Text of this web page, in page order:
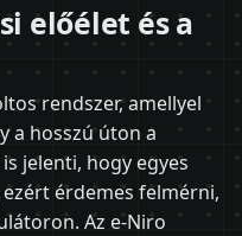
előélet és a
rendszer, amellyel
a hosszú úton a
jelenti, hogy egyes
érdemes felmérni,
Az e-Niro